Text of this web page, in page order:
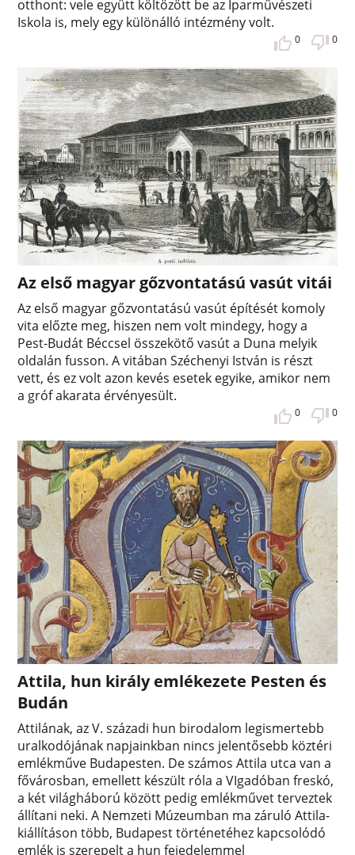
otthont: vele együtt költözött be az Iparművészeti
Iskola is, mely egy különálló intézmény volt.
0 0
Az első magyar gőzvontatású vasút vitái
Az első magyar gőzvontatású vasút építését komoly
vita előzte meg, hiszen nem volt mindegy, hogy a
Pest-Budát Béccsel összekötő vasút a Duna melyik
oldalán fusson. A vitában Széchenyi István is részt
vett, és ez volt azon kevés esetek egyike, amikor nem
a gróf akarata érvényesült.
0 0
Attila, hun király emlékezete Pesten és
Budán
Attilának, az V. századi hun birodalom legismertebb
uralkodójának napjainkban nincs jelentősebb köztéri
emlékműve Budapesten. De számos Attila utca van a
fővárosban, emellett készült róla a VIgadóban freskó,
a két világháború között pedig emlékművet terveztek
állítani neki. A Nemzeti Múzeumban ma záruló Attila-
kiállításon több, Budapest történetéhez kapcsolódó
emlék is szerepelt a hun fejedelemmel